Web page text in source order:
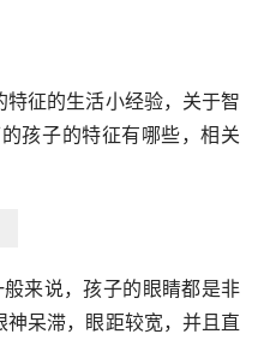
征的生活小经验，关于智
孩子的特征有哪些，相关
来说，孩子的眼睛都是非
呆滞，眼距较宽，并且直